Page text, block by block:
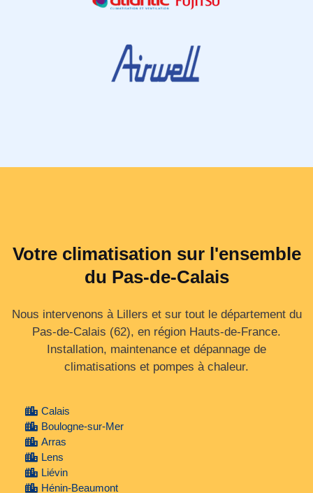
Votre climatisation sur l'ensemble
du Pas-de-Calais
Nous intervenons à Lillers et sur tout le département du
Pas‑de‑Calais (62), en région Hauts‑de‑France.
Installation, maintenance et dépannage de
climatisations et pompes à chaleur.
Calais
Boulogne-sur-Mer
Arras
Lens
Liévin
Hénin-Beaumont